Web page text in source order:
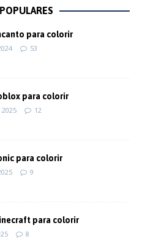
para colorir
53
para colorir
12
para colorir
9
para colorir
8